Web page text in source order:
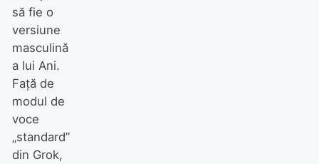
să fie o
versiune
masculină
a lui Ani.
Față de
modul de
voce
„standard”
din Grok,